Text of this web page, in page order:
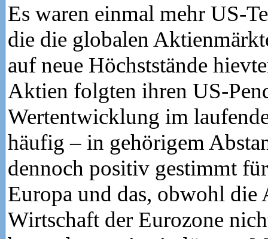
Es waren einmal mehr US-
die die globalen
auf neue Höchststände
Aktien folgten ihren US-
Wertentwicklung im
häufig – in gehörigem
dennoch positiv gestimmt
Europa und das, obwohl die
Wirtschaft der Eurozone